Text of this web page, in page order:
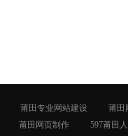
莆田专业网站建设
莆田
莆田网页制作
597莆田